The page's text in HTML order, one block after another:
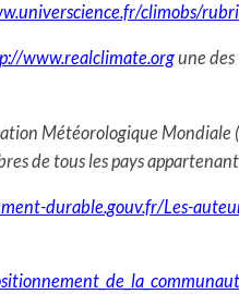
climobs/
www.realclimate.orgune
Météorologique
de tous les pays
durable.gouv.fr/Les-